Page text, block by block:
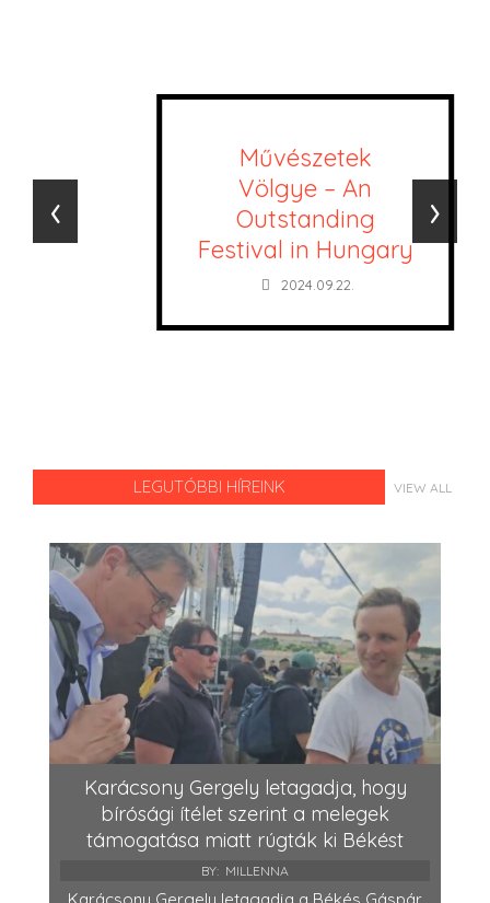
Művészetek
Völgye – An
Outstanding
Festival in Hungary
2024.09.22.
‹ ›
LEGUTÓBBI HÍREINK VIEW ALL
Karácsony Gergely letagadja, hogy
bírósági ítélet szerint a melegek
támogatása miatt rúgták ki Békést
BY: MILLENNA